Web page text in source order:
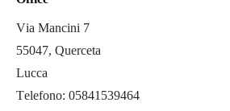
Via Mancini 7
55047, Querceta
Lucca
Telefono: 05841539464